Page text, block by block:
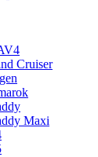
Cruiser
Maxi